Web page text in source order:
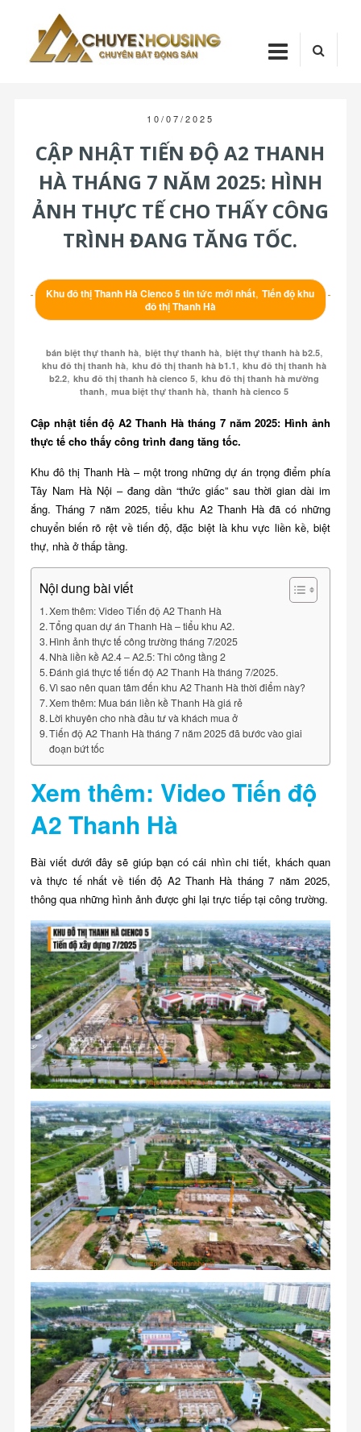
10/07/2025
CẬP NHẬT TIẾN ĐỘ A2 THANH
HÀ THÁNG 7 NĂM 2025: HÌNH
ẢNH THỰC TẾ CHO THẤY CÔNG
TRÌNH ĐANG TĂNG TỐC.
Khu đô thị Thanh Hà Cienco 5 tin tức mới nhất,Tiến độ khu
đô thị Thanh Hà
bán biệt thự thanh hà, biệt thự thanh hà, biệt thự thanh hà b2.5,
khu đô thị thanh hà,khu đô thị thanh hà b1.1 ,khu đô thị thanh hà
b2.2,khu đô thị thanh hà cienco 5,khu đô thị thanh hà mường
thanh,mua biệt thự thanh hà,thanh hà cienco 5
Cập nhật tiến độ A2 Thanh Hà tháng 7 năm 2025: Hình ảnh
thực tế cho thấy công trình đang tăng tốc.
Khu đô thị Thanh Hà – một trong những dự án trọng điểm phía
Tây Nam Hà Nội – đang dần “thức giấc” sau thời gian dài im
ắng. Tháng 7 năm 2025, tiểu khu A2 Thanh Hà đã có những
chuyển biến rõ rệt về tiến độ, đặc biệt là khu vực liền kề, biệt
thự, nhà ở thấp tầng.
Nội dung bài viết
Xem thêm: Video Tiến độ A2 Thanh Hà
Tổng quan dự án Thanh Hà – tiểu khu A2.
Hình ảnh thực tế công trường tháng 7/2025
Nhà liền kề A2.4 – A2.5: Thi công tầng 2
Đánh giá thực tế tiến độ A2 Thanh Hà tháng 7/2025.
Vì sao nên quan tâm đến khu A2 Thanh Hà thời điểm này?
Xem thêm: Mua bán liền kề Thanh Hà giá rẻ
Lời khuyên cho nhà đầu tư và khách mua ở
Tiến độ A2 Thanh Hà tháng 7 năm 2025 đã bước vào giai
đoạn bứt tốc
Xem thêm: Video Tiến độ
A2 Thanh Hà
Bài viết dưới đây sẽ giúp bạn có cái nhìn chi tiết, khách quan
và thực tế nhất về tiến độ A2 Thanh Hà tháng 7 năm 2025,
thông qua những hình ảnh được ghi lại trực tiếp tại công trường.